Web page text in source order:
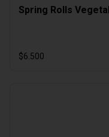
Spring Rolls
$6.500